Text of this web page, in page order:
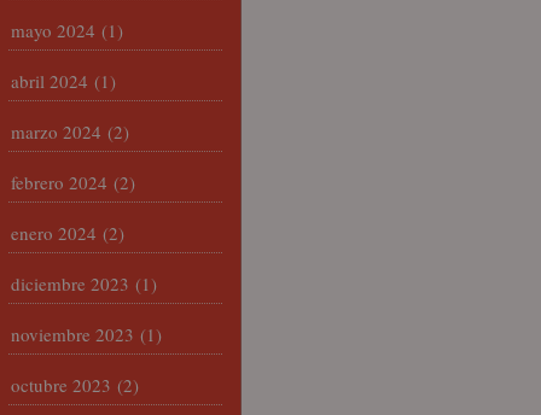
mayo 2024 (1)
abril 2024 (1)
marzo 2024 (2)
febrero 2024 (2)
enero 2024 (2)
diciembre 2023 (1)
noviembre 2023 (1)
octubre 2023 (2)